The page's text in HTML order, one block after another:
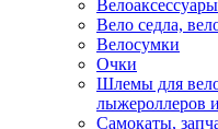
Велоаксессуары
Вело седла,
Велосумки
Очки
Шлемы для
лыжероллеров
Самокаты,